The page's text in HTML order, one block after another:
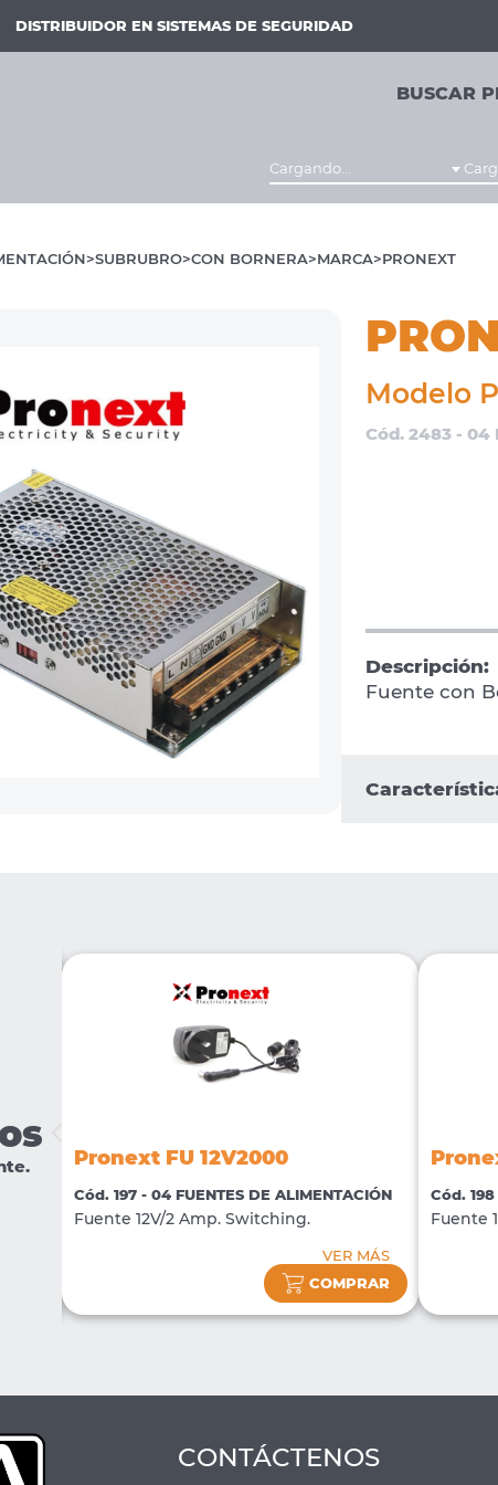
DISTRIBUIDOR EN SISTEMAS DE SEGURIDAD
BUSCAR
Cargando...
SUBRUBRO CON BORNERA MARCA PRONEXT
Modelo
Cód. 2483 - 04
Descripción:
Fuente con
Pronext FU 12V2000
Cód. 197 - 04 FUENTES DE ALIMENTACIÓN
Fuente 12V/2 Amp. Switching.
VER MÁS
COMPRAR
Cód. 198
Fuente
CONTÁCTENOS